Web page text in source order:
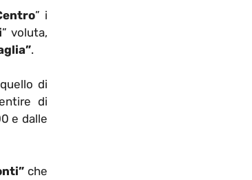
” i
” voluta,
.
di
di
e dalle
che